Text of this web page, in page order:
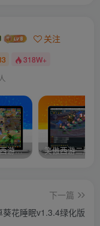
关注
318W+
–（源码）田螺西游9.0 假人摆摊18门派飞升渡劫化圣助战最新BB谛听…. 笑傲西游二版-
下一篇
葵花睡眠v1.3.4绿化版